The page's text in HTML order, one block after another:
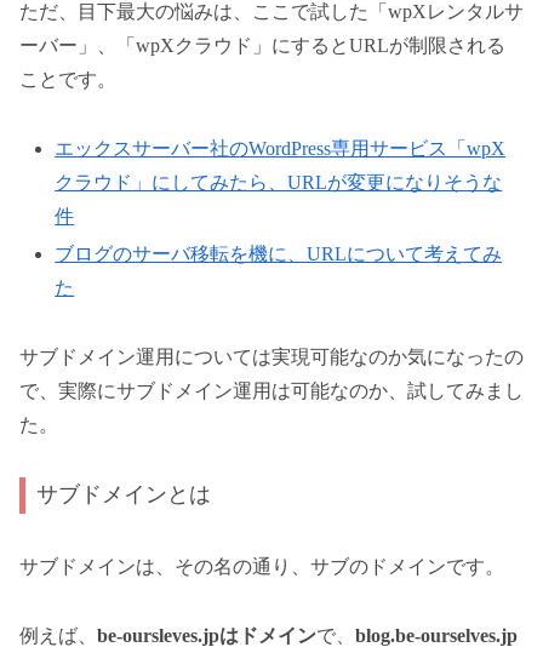
ただ、目下最大の悩みは、ここで試した「wpXレンタルサ
ーバー」、「wpXクラウド」にするとURLが制限される
ことです。
エックスサーバー社のWordPress専用サービス「wpX
クラウド」にしてみたら、URLが変更になりそうな
件
ブログのサーバ移転を機に、URLについて考えてみ
た
サブドメイン運用については実現可能なのか気になったの
で、実際にサブドメイン運用は可能なのか、試してみまし
た。
サブドメインとは
サブドメインは、その名の通り、サブのドメインです。
例えば、 be-oursleves.jpはドメインで、 blog.be-ourselves.jp